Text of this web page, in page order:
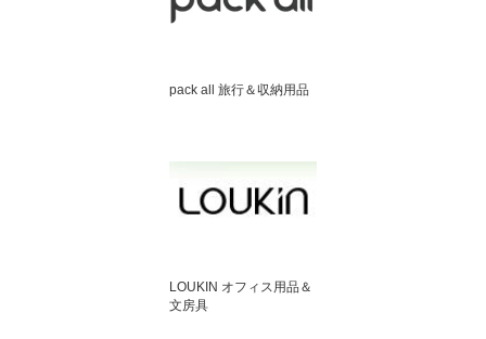
pack all 旅行＆収納用品
LOUKIN オフィス用品＆
文房具